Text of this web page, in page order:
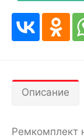
Описание
Ремкомплект